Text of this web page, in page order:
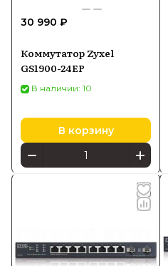
30 990 ₽
Коммутатор Zyxel
GS1900-24EP
В наличии: 10
В корзину